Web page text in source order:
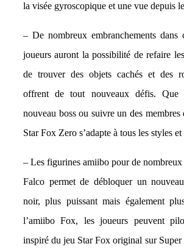
la visée gyroscopique et une vue depuis
– De nombreux embranchements dans
joueurs auront la possibilité de refaire
de trouver des objets cachés et des
offrent de tout nouveaux défis.
nouveau boss ou suivre un des
Star Fox Zero s’adapte à tous les styles
– Les figurines amiibo pour de nombreux
Falco permet de débloquer un
noir, plus puissant mais également
l’amiibo Fox, les joueurs peuvent
inspiré du jeu Star Fox original sur